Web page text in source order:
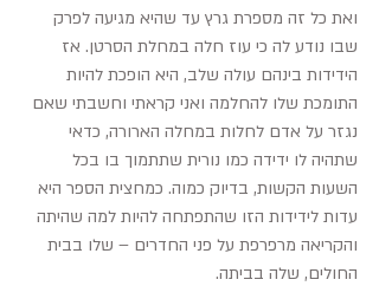
ואת כל זה מספרת גרץ עד שהיא מגיעה לפרק
שבו נודע לה כי עוז חלה במחלת הסרטן. אז
הידידות בינהם עולה שלב, היא הופכת להיות
התומכת שלו להחלמה ואני קראתי וחשבתי שאם
נגזר על אדם לחלות במחלה הארורה, כדאי
שתהיה לו ידידה כמו נורית שתתמוך בו בכל
השעות הקשות, בדיוק כמוה. כמחצית הספר היא
עדות לידידות הזו שהתפתחה להיות למה שהיתה
והקריאה מרפרפת על פני החדרים – שלו בבית
החולים, שלה בביתה.